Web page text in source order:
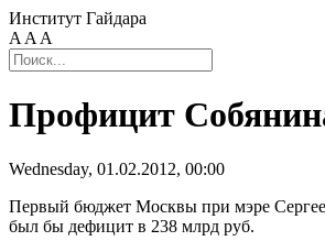
Институт Гайдара
A A A
Профицит
Wednesday, 01.02.2012, 00:00
Первый бюджет Москвы при мэре
был бы дефицит в 238 млрд руб.